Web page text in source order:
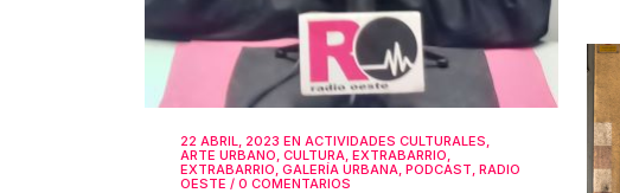
22 ABRIL, 2023 EN ACTIVIDADES CULTURALES,
ARTE URBANO, CULTURA, EXTRABARRIO,
EXTRABARRIO, GALERÍA URBANA, PODCAST, RADIO
OESTE / 0 COMENTARIOS